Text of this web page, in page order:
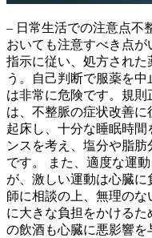
– 日常生活での注意点不
おいても注意すべき点が
指示に従い、処方された
う。自己判断で服薬を
は非常に危険です。 規則
は、不整脈の症状改善に
起床し、十分な睡眠時
ンスを考え、塩分や脂
です。 また、適度な運
が、激しい運動は心臓
師に相談の上、無理のな
に大きな負担をかけるた
の飲酒も心臓に悪影響を